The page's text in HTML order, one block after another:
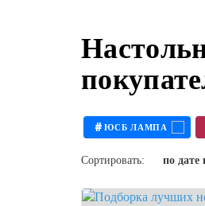
# ЮСБ ЛАМПА
Сортировать: по дате